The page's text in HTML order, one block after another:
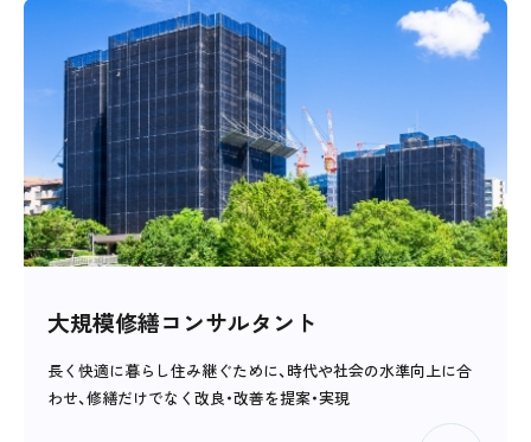
大規模修繕コンサルタント
長く快適に暮らし住み継ぐために、時代や社会の水準向上に合
わせ、修繕だけでなく改良・改善を提案・実現